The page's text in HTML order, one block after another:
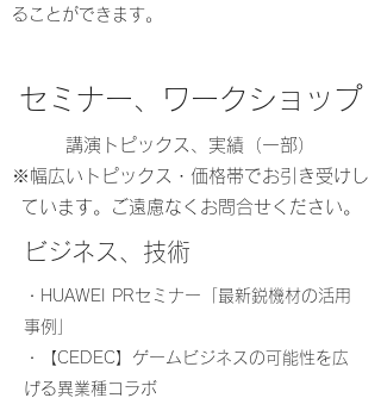
ることができます。
セミナー、ワークショップ
​​講演トピックス、実績（一部）
​※幅広いトピックス・価格帯でお引き受けし
ています。ご遠慮なくお問合せください。
ビジネス、技術
・HUAWEI PRセミナー「最新鋭機材の活用
事例」
・【CEDEC】ゲームビジネスの可能性を広
げる異業種コラボ